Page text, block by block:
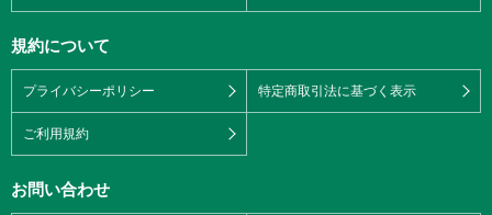
規約について
プライバシーポリシー 特定商取引法に基づく表示
ご利用規約
お問い合わせ